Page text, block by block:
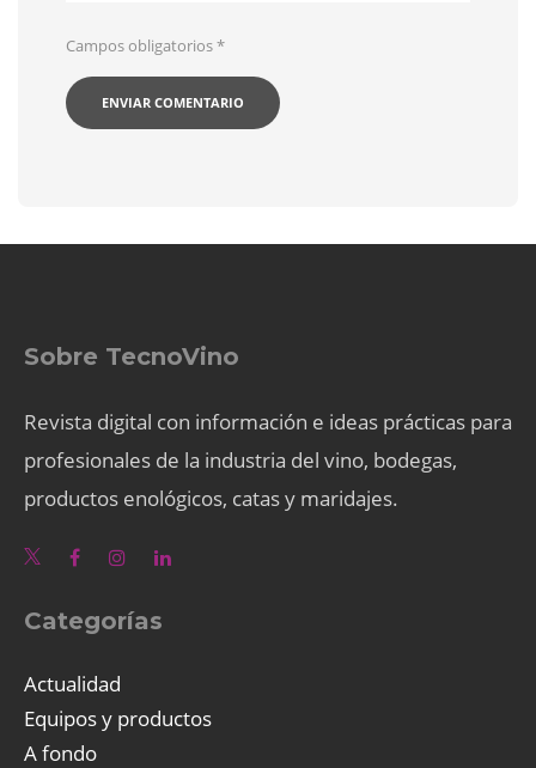
Campos obligatorios*
Sobre TecnoVino
Revista digital con información e ideas prácticas para
profesionales de la industria del vino, bodegas,
productos enológicos, catas y maridajes.
Categorías
Actualidad
Equipos y productos
A fondo